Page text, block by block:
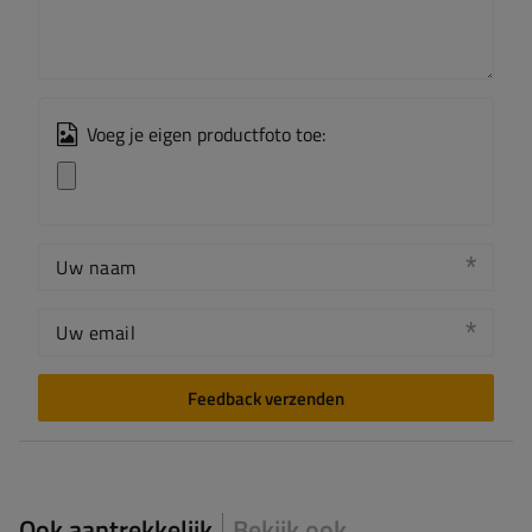
Voeg je eigen productfoto toe:
Uw naam
Uw email
Feedback verzenden